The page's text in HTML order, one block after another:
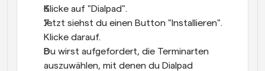
Klicke auf "Dialpad".
Jetzt siehst du einen Button "Installieren".
Klicke darauf.
Du wirst aufgefordert, die Terminarten
auszuwählen, mit denen du Dialpad